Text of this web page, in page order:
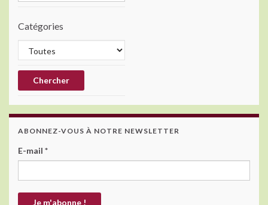
Catégories
ABONNEZ-VOUS À NOTRE NEWSLETTER
E-mail *